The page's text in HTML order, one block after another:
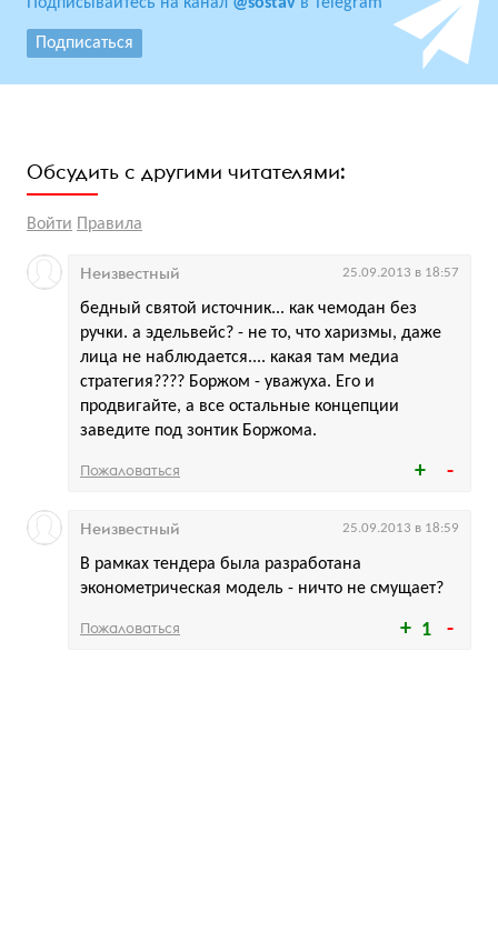
Подписаться
Обсудить с другими читателями:
Войти Правила
бедный святой источник... как чемодан без
ручки. а эдельвейс? - не то, что харизмы, даже
лица не наблюдается.... какая там медиа
стратегия???? Боржом - уважуха. Его и
продвигайте, а все остальные концепции
заведите под зонтик Боржома.
Неизвестный 25.09.2013 в 18:57
Пожаловаться
1
В рамках тендера была разработана
эконометрическая модель - ничто не смущает?
Неизвестный 25.09.2013 в 18:59
Пожаловаться